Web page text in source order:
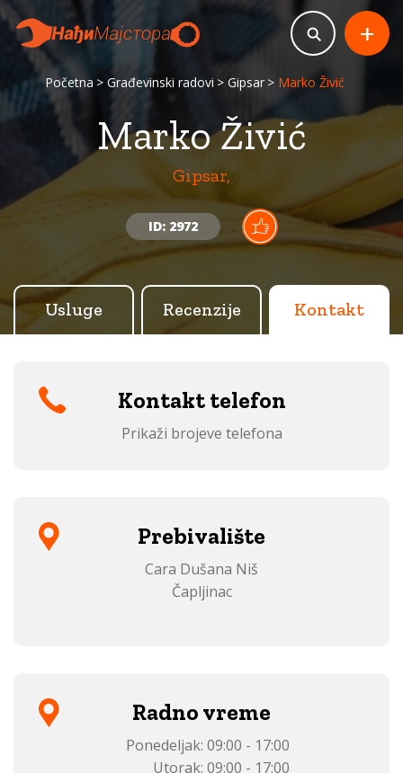
Početna Građevinski radovi Gipsar Marko Živić
Marko Živić
Gipsar,
ID: 2972
+
Usluge Recenzije Kontakt
Kontakt telefon
Prikaži brojeve telefona
Prebivalište
Cara Dušana Niš
Čapljinac
Radno vreme
Ponedeljak: 09:00 - 17:00
Utorak: 09:00 - 17:00